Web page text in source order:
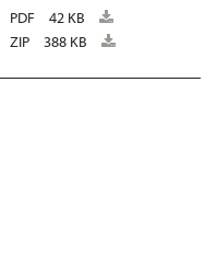
PDF
42 KB
ZIP 388 KB